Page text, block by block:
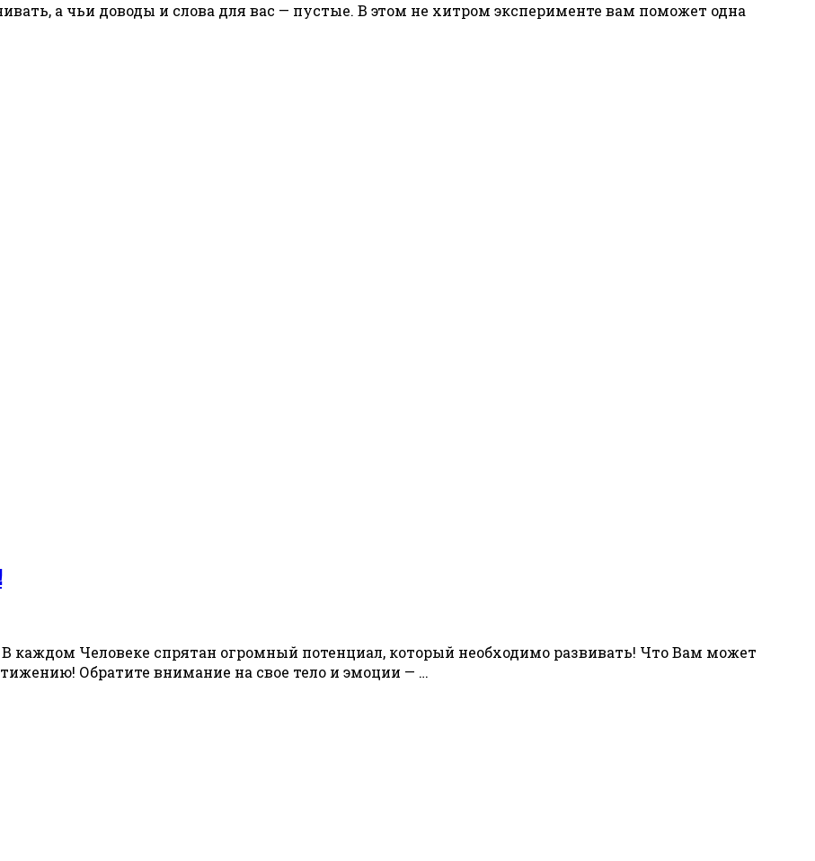
а чьи доводы и слова для вас — пустые. В этом не хитром эксперименте вам поможет одна
Человеке спрятан огромный потенциал, который необходимо развивать! Что Вам может
Обратите внимание на свое тело и эмоции — …